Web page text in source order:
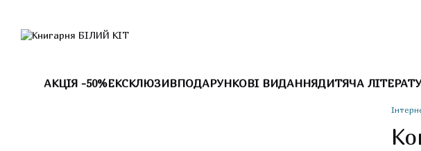
АКЦІЯ -50%ЕКСКЛЮЗИВПОДАРУНКОВІ ВИДАННЯДИТЯЧА